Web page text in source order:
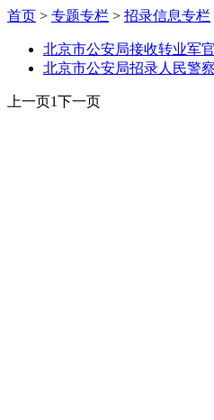
首页 > 专题专栏 > 招录信息专栏
北京市公安局接收转业军
北京市公安局招录人民警
上一页1下一页